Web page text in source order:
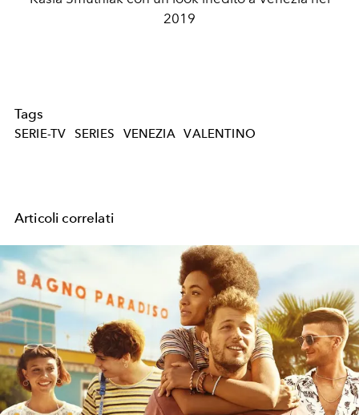
2019
Tags
SERIE-TV SERIES VENEZIA VALENTINO
Articoli correlati